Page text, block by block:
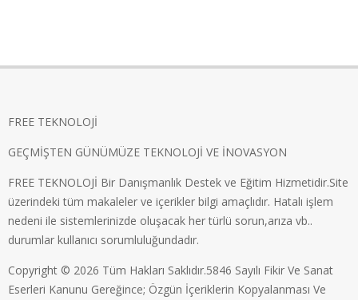
FREE TEKNOLOJİ
GEÇMİŞTEN GÜNÜMÜZE TEKNOLOJİ VE İNOVASYON
FREE TEKNOLOJİ Bir Danışmanlık Destek ve Eğitim Hizmetidir.Site
üzerindeki tüm makaleler ve içerikler bilgi amaçlıdır. Hatalı işlem
nedeni ile sistemlerinizde oluşacak her türlü sorun,arıza vb..
durumlar kullanıcı sorumluluğundadır.
Copyright © 2026 Tüm Hakları Saklıdır.5846 Sayılı Fikir Ve Sanat
Eserleri Kanunu Gereğince; Özgün İçeriklerin Kopyalanması Ve